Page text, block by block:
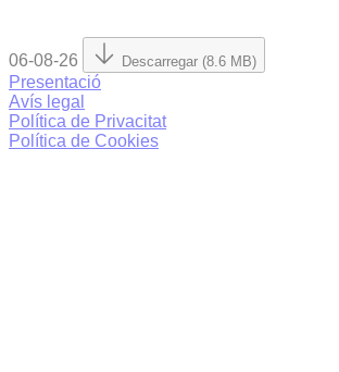
06-08-26 Descarregar (8.6 MB)
Presentació
Avís legal
Política de Privacitat
Política de Cookies